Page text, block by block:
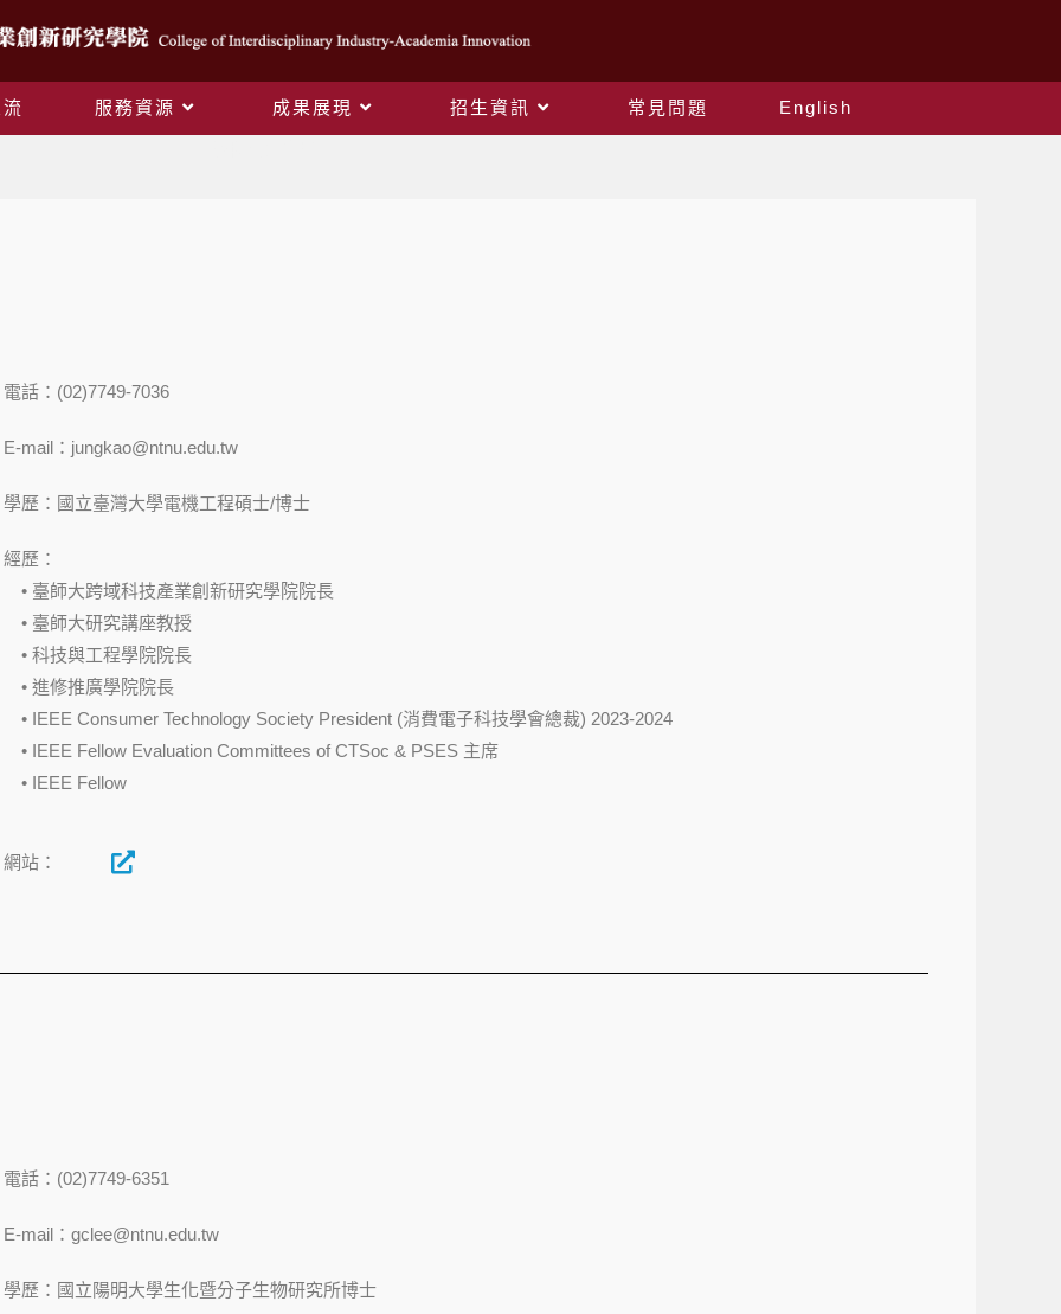
服務資源 成果展現 招生資訊 常見問題 English
電話：(02)7749-7036
E-mail：jungkao@ntnu.edu.tw
學歷：國立臺灣大學電機工程碩士/博士
經歷：
• 臺師大跨域科技產業創新研究學院院長
• 臺師大研究講座教授
• 科技與工程學院院長
• 進修推廣學院院長
• IEEE Consumer Technology Society President (消費電子科技學會總裁) 2023-2024
• IEEE Fellow Evaluation Committees of CTSoc & PSES 主席
• IEEE Fellow
網站：
電話：(02)7749-6351
E-mail：gclee@ntnu.edu.tw
學歷：國立陽明大學生化暨分子生物研究所博士